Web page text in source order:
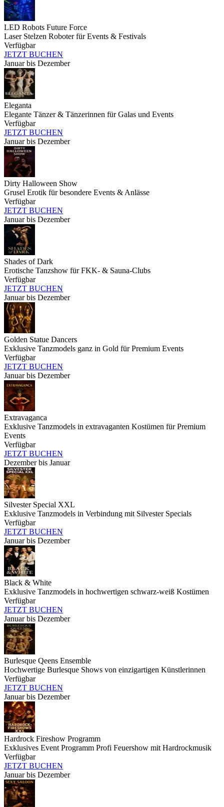
LED Robots Future Force
Laser Stelzen Roboter für Events & Festivals
Verfügbar
JETZT BUCHEN
Januar bis Dezember
Eleganta
Elegante Tänzer & Tänzerinnen für Galas und Events
Verfügbar
JETZT BUCHEN
Januar bis Dezember
Dirty Halloween Show
Grusel Erotik für besondere Events & Anlässe
Verfügbar
JETZT BUCHEN
Januar bis Dezember
Shades of Dark
Erotische Tanzshow für FKK- & Sauna-Clubs
Verfügbar
JETZT BUCHEN
Januar bis Dezember
Golden Statue Dancers
Exklusive Tanzmodels ganz in Gold für Premium Events
Verfügbar
JETZT BUCHEN
Januar bis Dezember
Extravaganca
Exklusive Tanzmodels in extravaganten Kostümen für Premium
Events
Verfügbar
JETZT BUCHEN
Dezember bis Januar
Silvester Special XXL
Exklusive Tanzmodels in Verbindung mit Silvester Specials
Verfügbar
JETZT BUCHEN
Januar bis Dezember
Black & White
Exklusive Tanzmodels in hochwertigen schwarz-weiß Kostümen
Verfügbar
JETZT BUCHEN
Januar bis Dezember
Burlesque Qeens Ensemble
Hochwertige Burlesque Shows von einzigartigen Künstlerinnen
Verfügbar
JETZT BUCHEN
Januar bis Dezember
Hardrock Fireshow Programm
Exklusives Event Programm Profi Feuershow mit Hardrockmusik
Verfügbar
JETZT BUCHEN
Januar bis Dezember